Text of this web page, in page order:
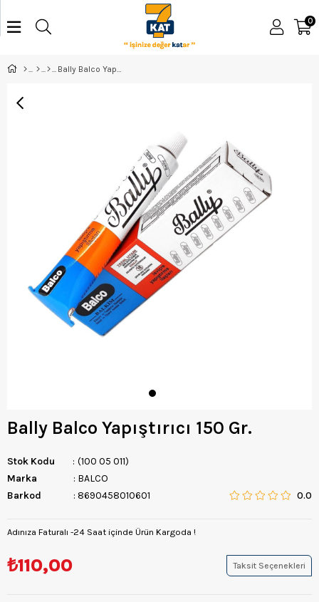
0
Bally Balco Yapıştırıcı 150 Gr.
Stok Kodu
(100 05 011)
Marka
: BALCO
Barkod
: 8690458010601 0.0
Adınıza Faturalı -24 Saat içinde Ürün Kargoda !
₺110,00 Taksit Seçenekleri